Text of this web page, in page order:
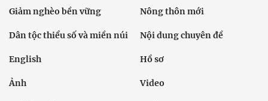
Giảm nghèo bền vững Nông thôn mới
Dân tộc thiểu số và miền núi Nội dung chuyên đề
English Hồ sơ
Ảnh Video